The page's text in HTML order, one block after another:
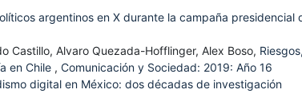
argentinos en X durante la campaña presidencial
Castillo, Alvaro Quezada-Hofflinger, Alex Boso,
en Chile , Comunicación y Sociedad: 2019: Año 16
digital en México: dos décadas de investigación